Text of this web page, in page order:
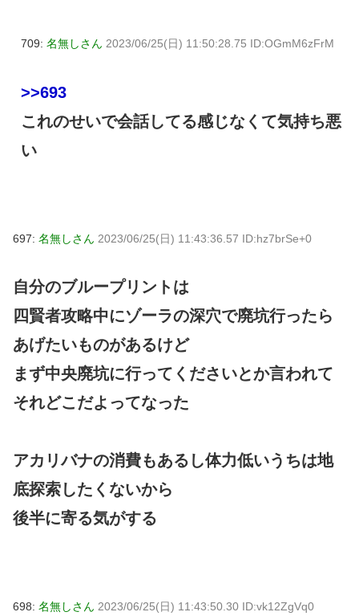
709: 名無しさん 2023/06/25(日) 11:50:28.75 ID:OGmM6zFrM
>>693
これのせいで会話してる感じなくて気持ち悪
い
697: 名無しさん 2023/06/25(日) 11:43:36.57 ID:hz7brSe+0
自分のブループリントは
四賢者攻略中にゾーラの深穴で廃坑行ったら
あげたいものがあるけど
まず中央廃坑に行ってくださいとか言われて
それどこだよってなった
アカリバナの消費もあるし体力低いうちは地
底探索したくないから
後半に寄る気がする
698: 名無しさん 2023/06/25(日) 11:43:50.30 ID:vk12ZgVq0